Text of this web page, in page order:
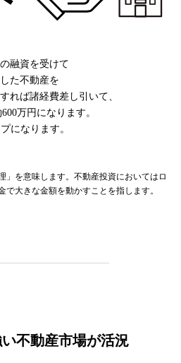
融資を受けて
た不動産を
れば諸経費差し引いて、
万円になります。
になります。
を意味します。不動産投資においてはロ
で大きな金額を動かすことを指します。
不動産市場が活況